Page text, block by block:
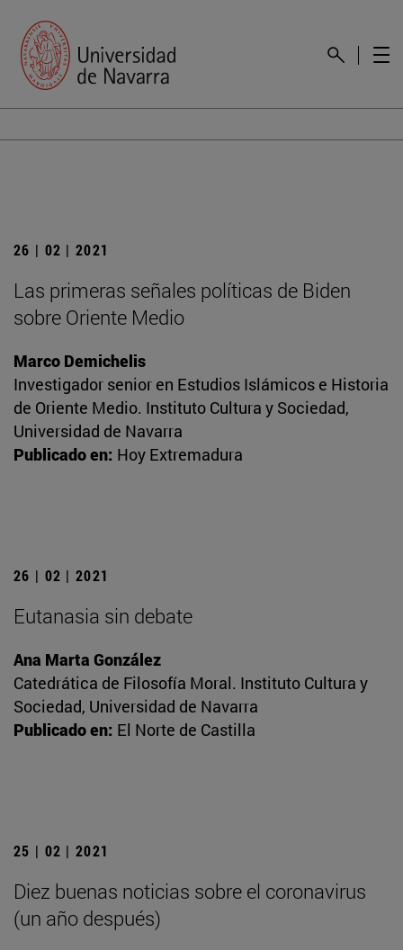
26 | 02 | 2021
Las primeras señales políticas de Biden
sobre Oriente Medio
Marco Demichelis
Investigador senior en Estudios Islámicos e Historia
de Oriente Medio. Instituto Cultura y Sociedad,
Universidad de Navarra
Publicado en: Hoy Extremadura
26 | 02 | 2021
Eutanasia sin debate
Ana Marta González
Catedrática de Filosofía Moral. Instituto Cultura y
Sociedad, Universidad de Navarra
Publicado en: El Norte de Castilla
25 | 02 | 2021
Diez buenas noticias sobre el coronavirus
(un año después)